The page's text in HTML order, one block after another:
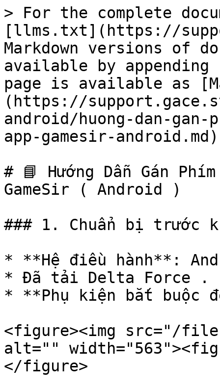
> For the complete
[llms.txt](https://
Markdown versions of
available by
page is available as
(https://
android/huong-dan-
app-gamesir-
# 📘 Hướng Dẫn Gán
GameSir ( Android )
### 1. Chuẩn bị trước
* **Hệ điều hành**:
* Đã tải Delta Force .
* **Phụ kiện bắt buộc
<figure><img src="/
alt=""
</figure>